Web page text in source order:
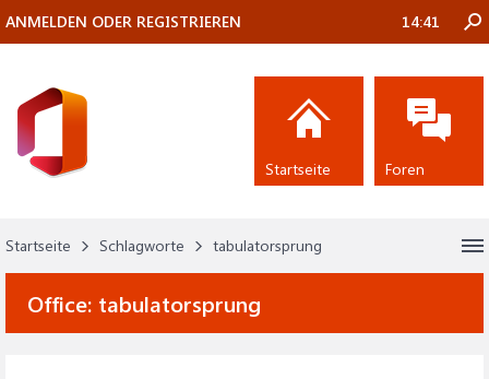
Startseite Schlagworte tabulatorsprung
Office: tabulatorsprung
ANMELDEN ODER REGISTRIEREN 14:41
Startseite Foren